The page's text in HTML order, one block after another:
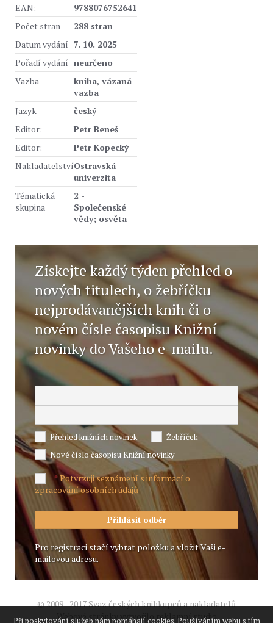
EAN:
9788076752641
Počet stran
288 stran
Datum vydání 7. 10. 2025
Pořadí vydání neurčeno
Vazba
kniha, vázaná
vazba
Jazyk
český
Editor:
Petr Beneš
Editor:
Petr Kopecký
NakladatelstvíOstravská
univerzita
Tématická
skupina
2 -
Společenské
vědy; osvěta
Získejte každý týden přehled o
nových titulech, o žebříčku
nejprodávanějších knih či o
novém čísle časopisu Knižní
novinky do Vašeho e-mailu.
Přehled knižních novinek
Žebříček
Nové číslo časopisu Knižní novinky
*Potvrzuji seznámení s informací o
zpracování osobních údajů
Pro registraci stačí vybrat položku a vložit Vaši e-
mailovou adresu.
© 2009 - 2017 Svaz českých knihkupců a nakladatelů
Webové stránky vytvořilo reklamní studio
Při poskytování služeb nám pomáhají cookies. Používáním webu s tím